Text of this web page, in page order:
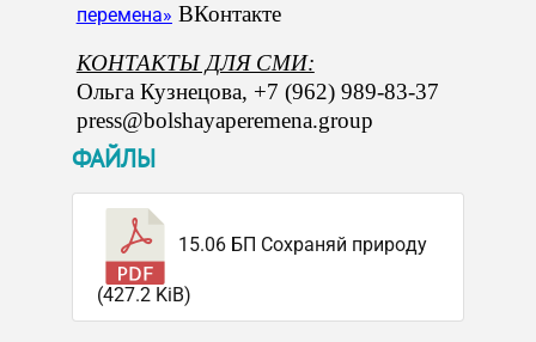
перемена» ВКонтакте
КОНТАКТЫ ДЛЯ СМИ:
Ольга Кузнецова, +7 (962) 989-83-37
press@bolshayaperemena.group
ФАЙЛЫ
15.06 БП Сохраняй природу
(427.2 KiB)